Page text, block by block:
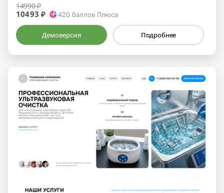
14990 ₽
10493 ₽ 420 баллов Плюса
Демоверсия Подробнее